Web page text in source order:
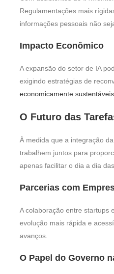
Regulamentações mais
informações pessoais não
Impacto Econômico
A expansão do setor de IA
exigindo estratégias de
economicamente sustentáveis
O Futuro das
À medida que a integração
trabalhem juntos para
apenas facilitar o dia a dia
Parcerias com
A colaboração entre startups
evolução mais rápida e
avanços.
O Papel do Governo